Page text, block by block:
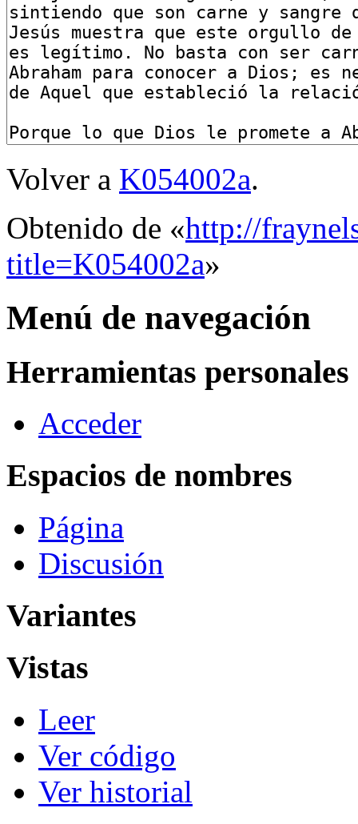
Volver a K054002a.
Obtenido de «http://
title=K054002a»
Menú de navegación
Herramientas personales
Acceder
Espacios de nombres
Página
Discusión
Variantes
Vistas
Leer
Ver código
Ver historial